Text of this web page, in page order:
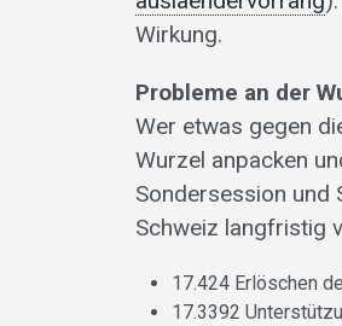
Wirkung.
Probleme an der
Wer etwas gegen
Wurzel anpacken
Sondersession und
Schweiz langfristig
17.424 Erlöschen
17.3392